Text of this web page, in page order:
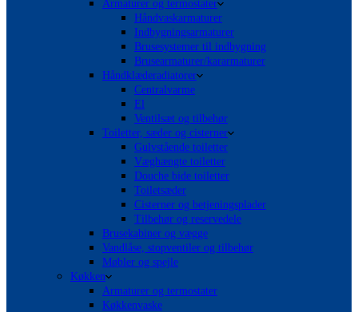
Armaturer og termostater
Håndvaskarmaturer
Indbygningsarmaturer
Brusesystemer til indbygning
Brusearmaturer/kararmaturer
Håndklæderadiatorer
Centralvarme
El
Ventilsæt og tilbehør
Toiletter, sæder og cisterner
Gulvstående toiletter
Væghængte toiletter
Douche bide toiletter
Toiletsæder
Cisterner og betjeningsplader
Tilbehør og reservedele
Brusekabiner og vægge
Vandlåse, stopventiler og tilbehør
Møbler og spejle
Køkken
Armaturer og termostater
Køkkenvaske